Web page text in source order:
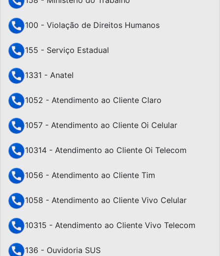
100 - Violação de Direitos Humanos
155 - Serviço Estadual
1331 - Anatel
1052 - Atendimento ao Cliente Claro
1057 - Atendimento ao Cliente Oi Celular
10314 - Atendimento ao Cliente Oi Telecom
1056 - Atendimento ao Cliente Tim
1058 - Atendimento ao Cliente Vivo Celular
10315 - Atendimento ao Cliente Vivo Telecom
136 - Ouvidoria SUS